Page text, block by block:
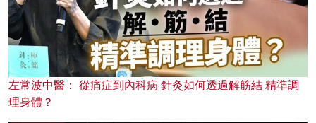
左常波中醫： 從痛症到內科病 針灸如何透過解筋結 精準調
理身體？